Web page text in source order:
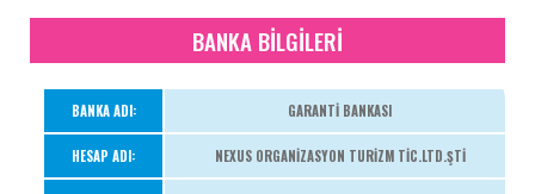
BANKA BİLGİLERİ
BANKA ADI: GARANTİ BANKASI
HESAP ADI: NEXUS ORGANİZASYON TURİZM TİC.LTD.ŞTİ